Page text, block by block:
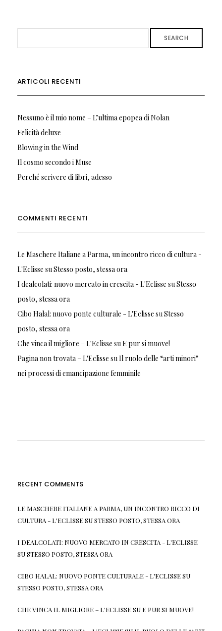
SEARCH
ARTICOLI RECENTI
Nessuno è il mio nome – L’ultima epopea di Nolan
Felicità deluxe
Blowing in the Wind
Il cosmo secondo i Muse
Perché scrivere di libri, adesso
COMMENTI RECENTI
Le Maschere Italiane a Parma, un incontro ricco di cultura -
L'Eclisse suStesso posto, stessa ora
I dealcolati: nuovo mercato in crescita - L'Eclisse suStesso
posto, stessa ora
Cibo Halal: nuovo ponte culturale - L'Eclisse suStesso
posto, stessa ora
Che vinca il migliore – L'Eclisse suE pur si muove!
Pagina non trovata – L'Eclisse suIl ruolo delle “arti minori”
nei processi di emancipazione femminile
RECENT COMMENTS
LE MASCHERE ITALIANE A PARMA, UN INCONTRO RICCO DI
CULTURA - L'ECLISSESUSTESSO POSTO, STESSA ORA
I DEALCOLATI: NUOVO MERCATO IN CRESCITA - L'ECLISSE
SUSTESSO POSTO, STESSA ORA
CIBO HALAL: NUOVO PONTE CULTURALE - L'ECLISSESU
STESSO POSTO, STESSA ORA
CHE VINCA IL MIGLIORE – L'ECLISSESU E PUR SI MUOVE!